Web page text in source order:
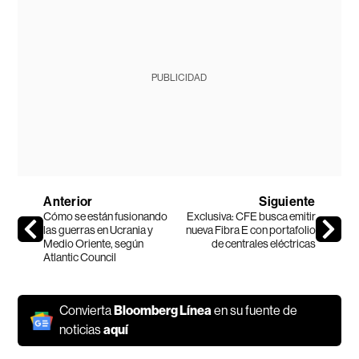
PUBLICIDAD
Anterior
Cómo se están fusionando
las guerras en Ucrania y
Medio Oriente, según
Atlantic Council
Siguiente
Exclusiva: CFE busca emitir
nueva Fibra E con portafolio
de centrales eléctricas
Convierta Bloomberg Líneaen su fuente de
noticiasaquí